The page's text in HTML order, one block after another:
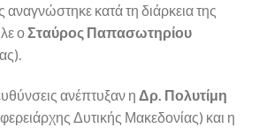
αναγνώστηκε κατά τη διάρκεια της
οΣταύρος Παπασωτηρίου
ανέπτυξαν η Δρ. Πολυτίμη
Δυτικής Μακεδονίας) και η